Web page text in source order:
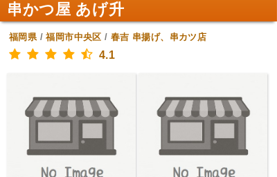
串かつ屋 あげ升
福岡県/福岡市中央区 / 春吉 串揚げ、串カツ店
4.1